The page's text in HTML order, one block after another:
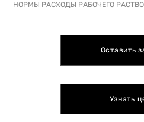
НОРМЫ РАСХОДЫ РАБОЧЕГО
Оставить
Узнать